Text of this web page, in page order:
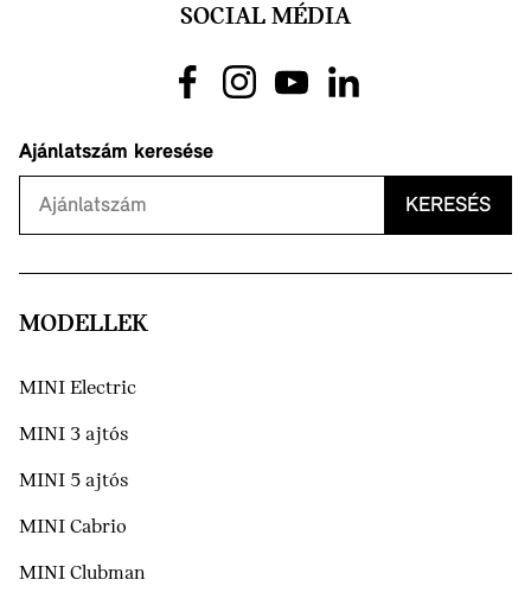
SOCIAL MÉDIA
Ajánlatszám keresése
KERESÉS
MODELLEK
MINI Electric
MINI 3 ajtós
MINI 5 ajtós
MINI Cabrio
MINI Clubman